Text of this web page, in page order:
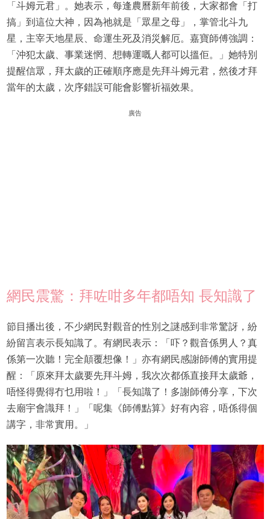
「斗姆元君」。她表示，每逢農曆新年前後，大家都會「打
搞」到這位大神，因為祂就是「眾星之母」，掌管北斗九
星，主宰天地星辰、命運生死及消災解厄。嘉寶師傅強調：
「沖犯太歲、事業迷惘、想轉運嘅人都可以搵佢。」她特別
提醒信眾，拜太歲的正確順序應是先拜斗姆元君，然後才拜
當年的太歲，次序錯誤可能會影響祈福效果。
廣告
網民震驚：拜咗咁多年都唔知 長知識了
節目播出後，不少網民對觀音的性別之謎感到非常驚訝，紛
紛留言表示長知識了。有網民表示：「吓？觀音係男人？真
係第一次聽！完全顛覆想像！」亦有網民感謝師傅的實用提
醒：「原來拜太歲要先拜斗姆，我次次都係直接拜太歲爺，
唔怪得覺得冇乜用啦！」「長知識了！多謝師傅分享，下次
去廟宇會識拜！」「呢集《師傅點算》好有內容，唔係得個
講字，非常實用。」